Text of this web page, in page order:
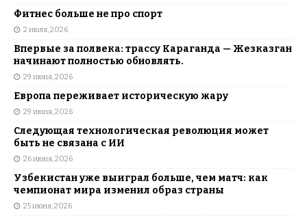
Фитнес больше не про спорт
2 июля, 2026
Впервые за полвека: трассу Караганда — Жезказган
начинают полностью обновлять.
29 июня, 2026
Европа переживает историческую жару
29 июня, 2026
Следующая технологическая революция может
быть не связана с ИИ
26 июня, 2026
Узбекистан уже выиграл больше, чем матч: как
чемпионат мира изменил образ страны
25 июня, 2026